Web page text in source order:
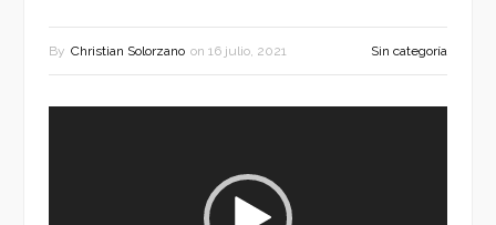
By Christian Solorzano on 16 julio, 2021 Sin categoría